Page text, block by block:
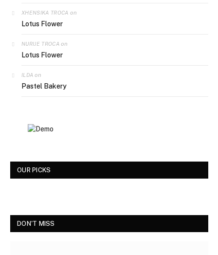
XHENSIKA TROCA on
Lotus Flower
NURIJE TROCA on
Lotus Flower
ILDA on
Pastel Bakery
OUR PICKS
DON'T MISS